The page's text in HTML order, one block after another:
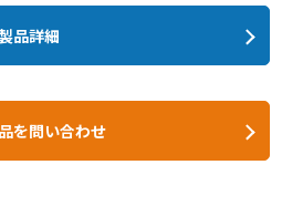
品詳細
を問い合わせ